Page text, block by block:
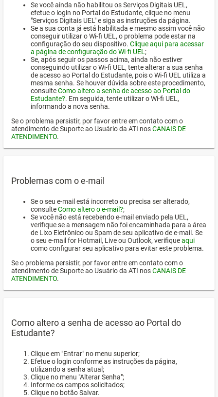
Se você ainda não habilitou os Serviços Digitais UEL,
efetue o login no Portal do Estudante, clique no menu
"Serviços Digitais UEL" e siga as instruções da página.
Se a sua conta já está habilitada e mesmo assim você não
conseguir utilizar o Wi-fi UEL, o problema pode estar na
configuração do seu dispositivo. Clique aqui para acessar
a página de configuração do Wi-fi UEL ;
Se, após seguir os passos acima, ainda não estiver
conseguindo utilizar o Wi-fi UEL, tente alterar a sua senha
de acesso ao Portal do Estudante, pois o Wi-fi UEL utiliza a
mesma senha. Se houver dúvida sobre este procedimento,
consulteComo altero a senha de acesso ao Portal do
Estudante?. Em seguida, tente utilizar o Wi-fi UEL,
informando a nova senha.
Se o problema persistir, por favor entre em contato com o
atendimento de Suporte ao Usuário da ATI nosCANAIS DE
ATENDIMENTO.
Problemas com o e-mail
Se o seu e-mail está incorreto ou precisa ser alterado,
consulteComo altero o e-mail?;
Se você não está recebendo e-mail enviado pela UEL,
verifique se a mensagem não foi encaminhada para a área
de Lixo Eletrônico ou Spam de seu aplicativo de e-mail. Se
o seu e-mail for Hotmail, Live ou Outlook, verifiqueaqui
como configurar seu aplicativo para evitar este problema.
Se o problema persistir, por favor entre em contato com o
atendimento de Suporte ao Usuário da ATI nosCANAIS DE
ATENDIMENTO.
Como altero a senha de acesso ao Portal do
Estudante?
Clique em "Entrar" no menu superior;
Efetue o login conforme as instruções da página,
utilizando a senha atual;
Clique no menu "Alterar Senha";
Informe os campos solicitados;
Clique no botão Salvar.